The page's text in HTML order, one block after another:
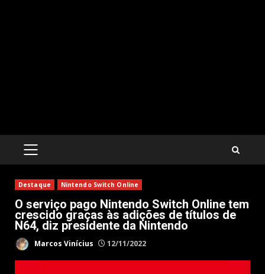
PRIMARY
Destaque Nintendo Switch Online
O serviço pago Nintendo Switch Online tem
crescido graças às adições de títulos de
N64, diz presidente da Nintendo
Marcos Vinícius 12/11/2022